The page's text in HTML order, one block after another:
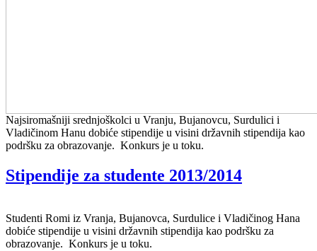
Najsiromašniji srednjoškolci u Vranju, Bujanovcu, Surdulici i
Vladičinom Hanu dobiće stipendije u visini državnih stipendija kao
podršku za obrazovanje. Konkurs je u toku.
Stipendije za studente 2013/2014
Studenti Romi iz Vranja, Bujanovca, Surdulice i Vladičinog Hana
dobiće stipendije u visini državnih stipendija kao podršku za
obrazovanje. Konkurs je u toku.